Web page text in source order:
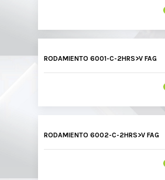
RODAMIENTO 6001-C-2HRS>V FAG
RODAMIENTO 6002-C-2HRS>V FAG